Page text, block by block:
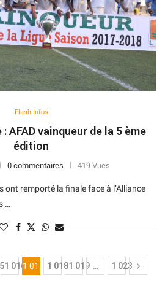
Flash Infos
AFAD vainqueur de la 5 ème
édition
0 commentaires 419 Vues
ont remporté la finale face à l’Alliance
…
1 0161 017 1 0181 019 … 1 023